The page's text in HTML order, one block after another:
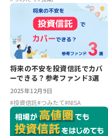
将来の不安を投資信託でカバ
ーできる？参考ファンド3選
2025年12月9日
#投資信託#つみたて#NISA